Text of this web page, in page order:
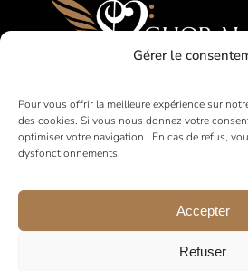
Gérer le
Pour vous offrir la meilleure expérience sur
des cookies. Si vous nous donnez votre
optimiser votre navigation. En cas de refus,
dysfonctionnements.
Accepter
Refuser
Festivales, Concours,
Aficionados
en Francia y a nivel